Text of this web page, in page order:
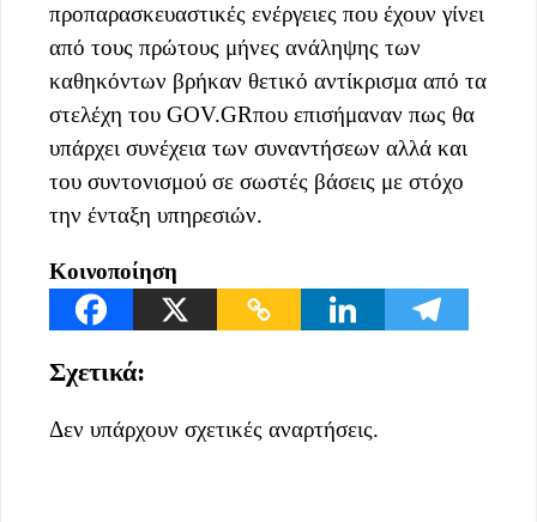
προπαρασκευαστικές ενέργειες που έχουν γίνει
από τους πρώτους μήνες ανάληψης των
καθηκόντων βρήκαν θετικό αντίκρισμα από τα
στελέχη του GOV.GRπου επισήμαναν πως θα
υπάρχει συνέχεια των συναντήσεων αλλά και
του συντονισμού σε σωστές βάσεις με στόχο
την ένταξη υπηρεσιών.
Κοινοποίηση
Σχετικά:
Δεν υπάρχουν σχετικές αναρτήσεις.